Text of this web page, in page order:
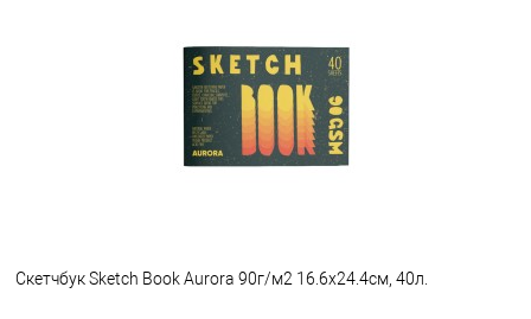
В наличии
Скетчбук Sketch Book Aurora 90г/м2 16.6x24.4см, 40л.